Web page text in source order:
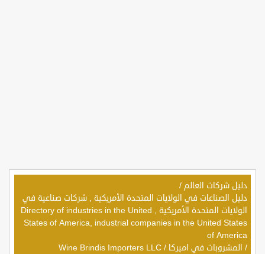
دليل شركات العالم /
دليل الصناعات في الولايات المتحدة الأمريكية , شركات صناعية في
الولايات المتحدة الأمريكية , Directory of industries in the United
States of America, industrial companies in the United States
of America
/ المشروبات في اميركا /
Wine Brindis Importers LLC